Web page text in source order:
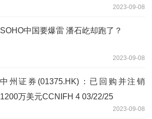
2023-09-08
SOHO中国要爆雷 潘石屹却跑了？
2023-09-08
中州证券(01375.HK)：已回购并注销
1200万美元CCNIFH 4 03/22/25
2023-09-08